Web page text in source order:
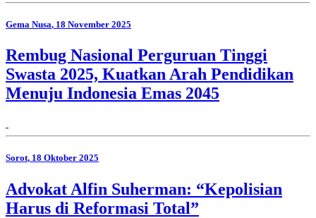
Gema Nusa, 18 November 2025
Rembug Nasional Perguruan Tinggi
Swasta 2025, Kuatkan Arah Pendidikan
Menuju Indonesia Emas 2045
Sorot, 18 Oktober 2025
Advokat Alfin Suherman: “Kepolisian
Harus di Reformasi Total”